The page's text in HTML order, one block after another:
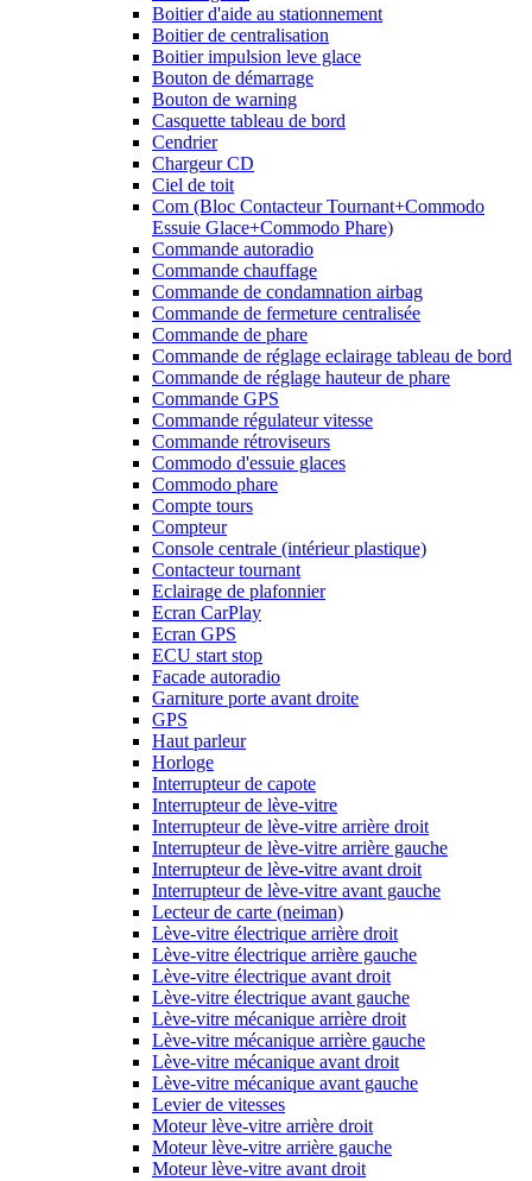
Boitier d'aide au stationnement
Boitier de centralisation
Boitier impulsion leve glace
Bouton de démarrage
Bouton de warning
Casquette tableau de bord
Cendrier
Chargeur CD
Ciel de toit
Com (Bloc Contacteur Tournant+Commodo
Essuie Glace+Commodo Phare)
Commande autoradio
Commande chauffage
Commande de condamnation airbag
Commande de fermeture centralisée
Commande de phare
Commande de réglage eclairage tableau de bord
Commande de réglage hauteur de phare
Commande GPS
Commande régulateur vitesse
Commande rétroviseurs
Commodo d'essuie glaces
Commodo phare
Compte tours
Compteur
Console centrale (intérieur plastique)
Contacteur tournant
Eclairage de plafonnier
Ecran CarPlay
Ecran GPS
ECU start stop
Facade autoradio
Garniture porte avant droite
GPS
Haut parleur
Horloge
Interrupteur de capote
Interrupteur de lève-vitre
Interrupteur de lève-vitre arrière droit
Interrupteur de lève-vitre arrière gauche
Interrupteur de lève-vitre avant droit
Interrupteur de lève-vitre avant gauche
Lecteur de carte (neiman)
Lève-vitre électrique arrière droit
Lève-vitre électrique arrière gauche
Lève-vitre électrique avant droit
Lève-vitre électrique avant gauche
Lève-vitre mécanique arrière droit
Lève-vitre mécanique arrière gauche
Lève-vitre mécanique avant droit
Lève-vitre mécanique avant gauche
Levier de vitesses
Moteur lève-vitre arrière droit
Moteur lève-vitre arrière gauche
Moteur lève-vitre avant droit